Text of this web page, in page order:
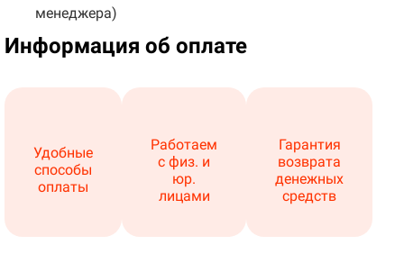
менеджера)
Информация об оплате
Удобные
способы
оплаты
Работаем
с физ. и
юр.
лицами
Гарантия
возврата
денежных
средств